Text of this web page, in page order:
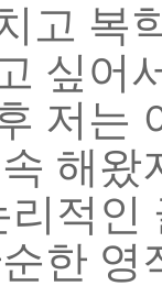
고 복
싶어
저는
해왔
리적인
한 영